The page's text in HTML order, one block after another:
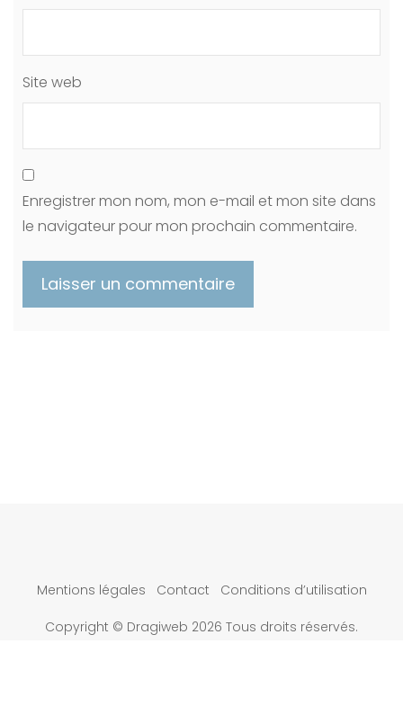
Site web
Enregistrer mon nom, mon e-mail et mon site dans
le navigateur pour mon prochain commentaire.
Mentions légales Contact Conditions d’utilisation
Copyright © Dragiweb 2026 Tous droits réservés.